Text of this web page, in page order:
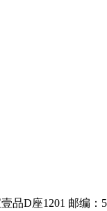
品D座1201 邮编：